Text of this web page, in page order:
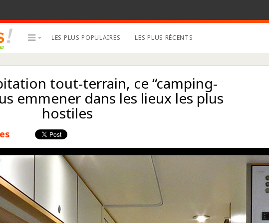
LES PLUS POPULAIRES LES PLUS RÉCENTS
tout-terrain, ce “camping-
emmener dans les lieux les plus
hostiles